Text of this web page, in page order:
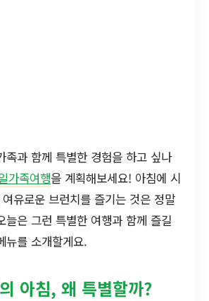
족과 함께 특별한 경험을 하고 싶나
가족여행을 계획해보세요! 아침에 시
유로운 브런치를 즐기는 것은 정말
늘은 그런 특별한 여행과 함께 즐길
뉴를 소개할게요.
아침, 왜 특별할까?